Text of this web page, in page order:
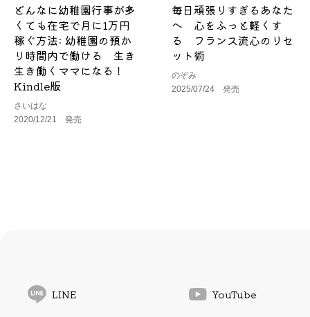
どんなに幼稚園行事が多
くても在宅で月に1万円
稼ぐ方法: 幼稚園の預か
り時間内で働ける 生き
生き働くママになる！
Kindle版
さいはな
2020/12/21 発売
毎日頑張りすぎるあなた
へ 心をふっと軽くす
る フランス流心のリセ
ット術
のぞみ
2025/07/24 発売
LINE YouTube